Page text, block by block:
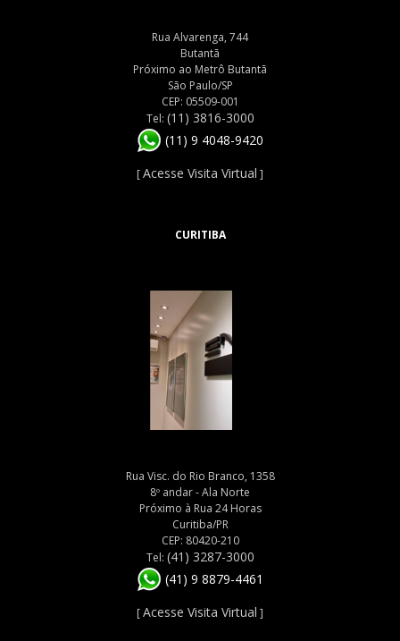
Rua Alvarenga, 744
Butantã
Próximo ao Metrô Butantã
São Paulo/SP
CEP: 05509-001
Tel: (11) 3816-3000
(11) 9 4048-9420
[Acesse Visita Virtual ]
CURITIBA
Rua Visc. do Rio Branco, 1358
8º andar - Ala Norte
Próximo à Rua 24 Horas
Curitiba/PR
CEP: 80420-210
Tel: (41) 3287-3000
(41) 9 8879-4461
[Acesse Visita Virtual ]